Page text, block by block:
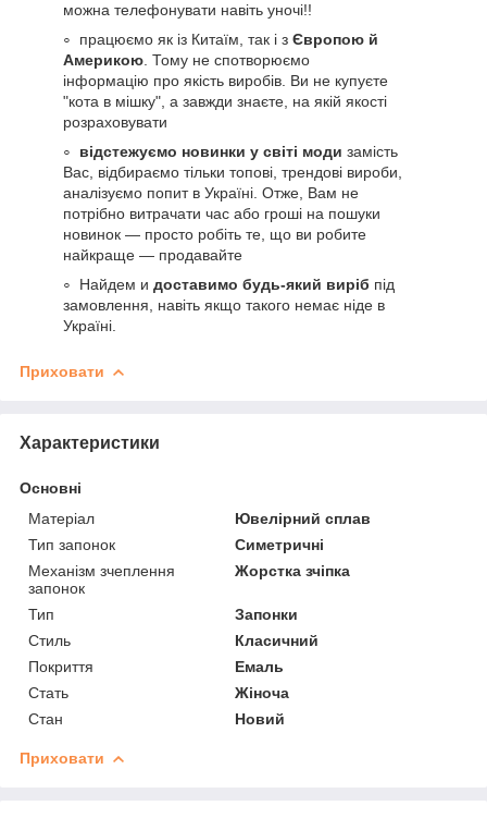
можна телефонувати навіть уночі!!
працюємо як із Китаїм, так і з Європою й
Америкою . Тому не спотворюємо
інформацію про якість виробів. Ви не купуєте
"кота в мішку", а завжди знаєте, на якій якості
розраховувати
відстежуємо новинки у світі моди замість
Вас, відбираємо тільки топові, трендові вироби,
аналізуємо попит в Україні. Отже, Вам не
потрібно витрачати час або гроші на пошуки
новинок — просто робіть те, що ви робите
найкраще — продавайте
Найдем и доставимо будь-який виріб під
замовлення, навіть якщо такого немає ніде в
Україні.
Приховати
Характеристики
Основні
Матеріал
Ювелірний сплав
Тип запонок
Симетричні
Механізм зчеплення
запонок
Жорстка зчіпка
Тип
Запонки
Стиль
Класичний
Покриття
Емаль
Стать
Жіноча
Стан
Новий
Приховати